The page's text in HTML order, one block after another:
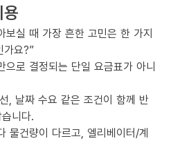
보실 때 가장 흔한 고민은 한 가지
가요?”
으로 결정되는 단일 요금표가 아니
, 날짜 수요 같은 조건이 함께 반
니다.
물건량이 다르고, 엘리베이터/계